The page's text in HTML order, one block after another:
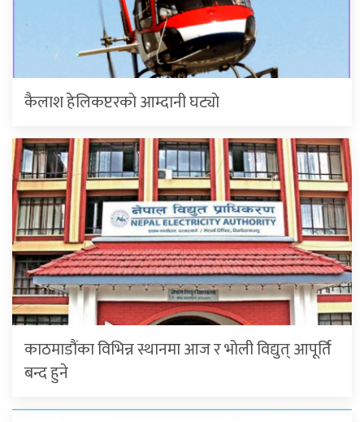
कैलाश हेलिकप्टरकाे आम्दानी घट्याे
काठमाडौंका विभिन्न स्थानमा आज र भोली विद्युत् आपूर्ति
बन्द हुने